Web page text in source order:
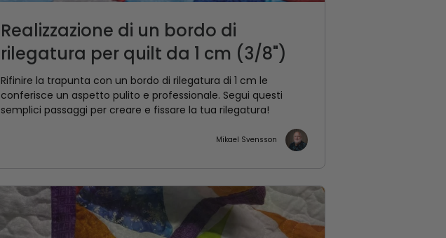
Realizzazione di un bordo di
rilegatura per quilt da 1 cm (3/8")
Rifinire la trapunta con un bordo di rilegatura di 1 cm le
conferisce un aspetto pulito e professionale. Segui questi
semplici passaggi per creare e fissare la tua rilegatura!
Mikael Svensson